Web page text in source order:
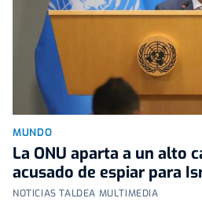
MUNDO
La ONU aparta a un alto
acusado de espiar para
NOTICIAS TALDEA MULTIMEDIA